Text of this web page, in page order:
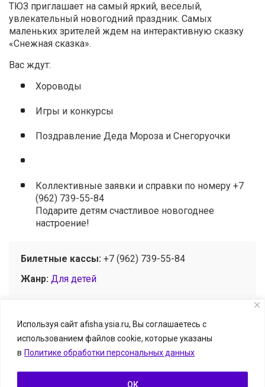
Используя сайт afisha.ysia.ru, Вы соглашаетесь с
использованием файлов cookie, которые указаны
в Политике обработки персональных данных
ОК
ТЮЗ приглашает на самый яркий, веселый,
увлекательный новогодний праздник. Самых
маленьких зрителей ждем на интерактивную сказку
«Снежная сказка».
Вас ждут:
Хороводы
Игры и конкурсы
Поздравление Деда Мороза и Снегоруочки
Коллективные заявки и справки по номеру +7
(962) 739-55-84
Подарите детям счастливое новогоднее
настроение!
Билетные кассы: +7 (962) 739-55-84
Жанр: Для детей
© Афиша.ЯСИА I Все развлечения Якутска и Якутии, 2026
Размещение информации о событии — бесплатно.